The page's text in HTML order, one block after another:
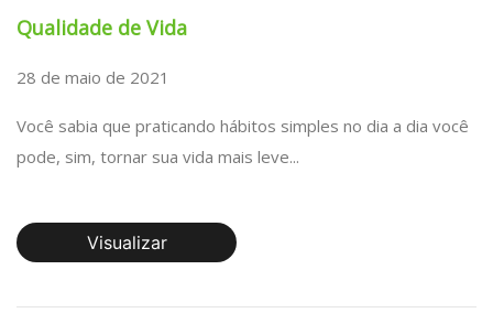
Qualidade de Vida
28 de maio de 2021
Você sabia que praticando hábitos simples no dia a dia você
pode, sim, tornar sua vida mais leve...
Visualizar